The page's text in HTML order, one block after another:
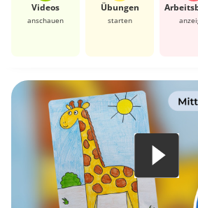
Videos
anschauen
Übungen
starten